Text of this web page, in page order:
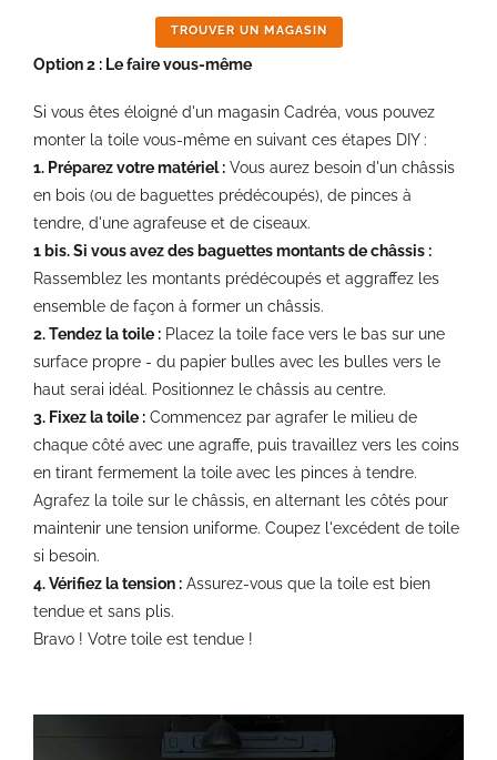
TROUVER UN MAGASIN
Option 2 : Le faire vous-même
Si vous êtes éloigné d'un magasin Cadréa, vous pouvez
monter la toile vous-même en suivant ces étapes DIY :
1. Préparez votre matériel : Vous aurez besoin d'un châssis
en bois (ou de baguettes prédécoupés), de pinces à
tendre, d'une agrafeuse et de ciseaux.
1 bis. Si vous avez des baguettes montants de châssis :
Rassemblez les montants prédécoupés et aggraffez les
ensemble de façon à former un châssis.
2. Tendez la toile : Placez la toile face vers le bas sur une
surface propre - du papier bulles avec les bulles vers le
haut serai idéal. Positionnez le châssis au centre.
3. Fixez la toile : Commencez par agrafer le milieu de
chaque côté avec une agraffe, puis travaillez vers les coins
en tirant fermement la toile avec les pinces à tendre.
Agrafez la toile sur le châssis, en alternant les côtés pour
maintenir une tension uniforme. Coupez l'excédent de toile
si besoin.
4. Vérifiez la tension : Assurez-vous que la toile est bien
tendue et sans plis.
Bravo ! Votre toile est tendue !